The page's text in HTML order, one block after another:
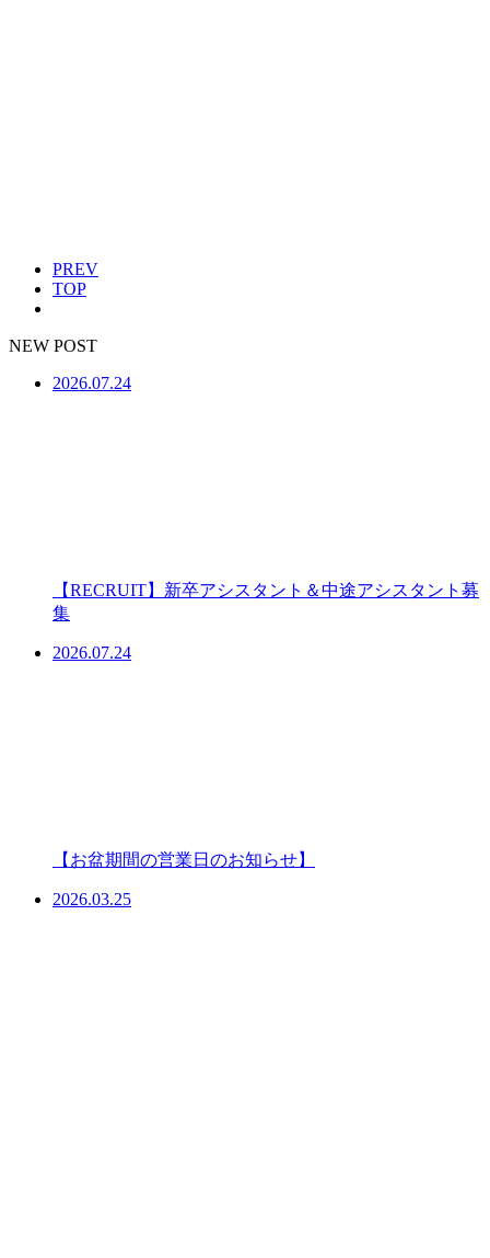
PREV
TOP
NEW POST
2026.07.24
【RECRUIT】新卒アシスタント＆中途アシスタント募
集
2026.07.24
【お盆期間の営業日のお知らせ】
2026.03.25